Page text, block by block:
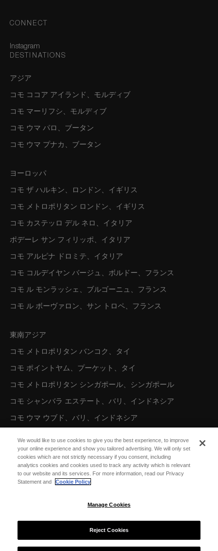
CONNECT
Instagram
DESTINATIONS
アジア
コモ ココア アイランド、モルディブ
コモ マーリフシ、モルディブ
コモ ウマ パロ、ブータン
コモ ウマ プナカ、ブータン
ヨーロッパ
コモ ザ ハルキン、ロンドン、イギリス
コモ メトロポリタン ロンドン、イギリス
コモ カステッロ デル ネロ、イタリア
ポデーレ サン フィリッポ、イタリア
コモ アルピナ ドロミテ、イタリア
コモ コルデイヤン バージュ、ボルドー、フランス
コモ ル モンラッシェ、ブルゴーニュ、フランス
コモ ル ボーヴァロン、サン トロペ、フランス
東南アジア
コモ メトロポリタン バンコク、タイ
コモ ポイントヤム、プーケット、タイ
コモ メトロポリタン シンガポール、シンガポール
コモ シャンバラ エステート、バリ、インドネシア
コモ ウマ ウブド、バリ、インドネシア
オーストラリア／オセアニア
コモ ザ トレジャリー、パース
We would like to use cookies to give you the best experience, to improve
your online experience and show you tailored advertising. We will only set
cookies which are not strictly necessary if you consent, including
analytics cookies and cookies used to track any activity which is relevant
to our website and its services. For more information, read our Privacy
Statement and
Cookie Policy
Manage Cookies
Reject Cookies